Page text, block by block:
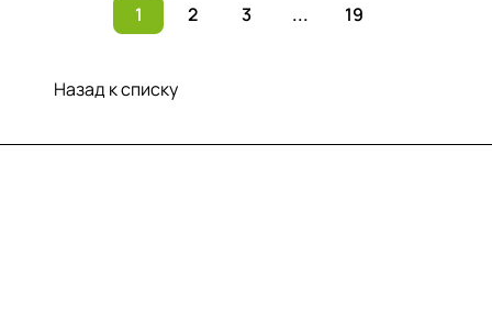
1 2 3 ... 19
Назад к списку